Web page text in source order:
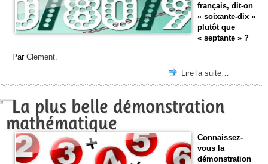
français, dit-on
« soixante-dix »
plutôt que
« septante » ?
Par Clement.
Lire la suite…
La plus belle démonstration
mathématique
Connaissez-
vous la
démonstration